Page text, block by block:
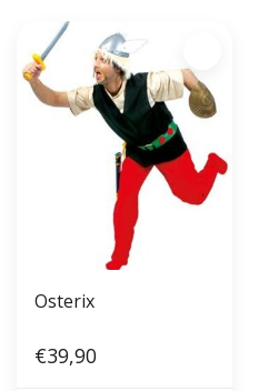
Osterix
€39,90